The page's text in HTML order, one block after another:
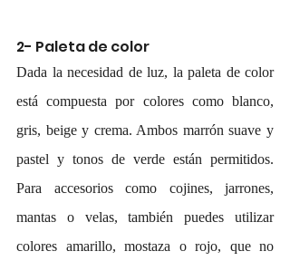
2- Paleta de color
Dada la necesidad de luz, la paleta de color
está compuesta por colores como blanco,
gris, beige y crema. Ambos marrón suave y
pastel y tonos de verde están permitidos.
Para accesorios como cojines, jarrones,
mantas o velas, también puedes utilizar
colores amarillo, mostaza o rojo, que no